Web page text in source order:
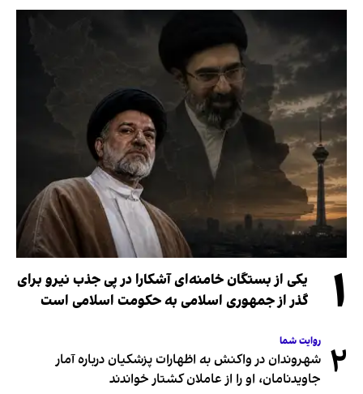
۱
یکی از بستگان خامنه‌ای آشکارا در پی جذب نیرو برای
گذر از جمهوری اسلامی به حکومت اسلامی است
۲ روایت شما
شهروندان در واکنش به اظهارات پزشکیان درباره آمار
جاویدنامان، او را از عاملان کشتار خواندند